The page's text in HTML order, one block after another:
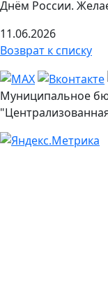
Днём России.
11.06.2026
Возврат к списку
Муниципальное